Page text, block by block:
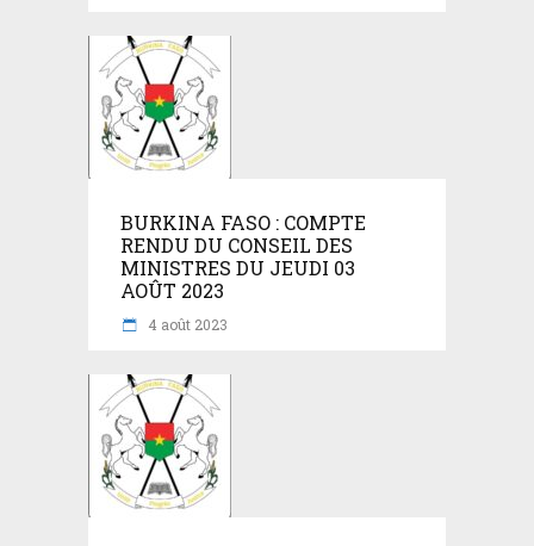
BURKINA FASO : COMPTE
RENDU DU CONSEIL DES
MINISTRES DU JEUDI 03
AOÛT 2023
4 août 2023